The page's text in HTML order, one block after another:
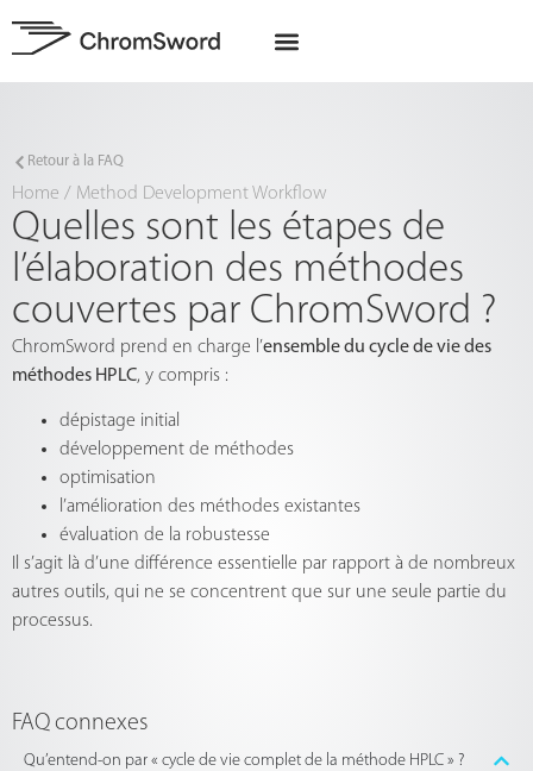
Retour à la FAQ
Home / Method Development Workflow
Quelles sont les étapes de
l’élaboration des méthodes
couvertes par ChromSword ?
ChromSword prend en charge l’ensemble du cycle de vie des
méthodes HPLC, y compris :
dépistage initial
développement de méthodes
optimisation
l’amélioration des méthodes existantes
évaluation de la robustesse
Il s’agit là d’une différence essentielle par rapport à de nombreux
autres outils, qui ne se concentrent que sur une seule partie du
processus.
FAQ connexes
Qu’entend-on par « cycle de vie complet de la méthode HPLC » ?